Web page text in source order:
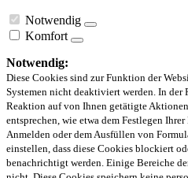
Notwendig
Komfort
Notwendig:
Diese Cookies sind zur Funktion der
Systemen nicht deaktiviert werden. In der
Reaktion auf von Ihnen getätigte
entsprechen, wie etwa dem Festlegen
Anmelden oder dem Ausfüllen von
einstellen, dass diese Cookies blockiert
benachrichtigt werden. Einige Bereiche